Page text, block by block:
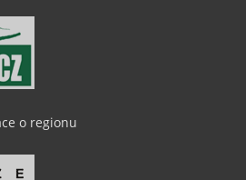
o regionu